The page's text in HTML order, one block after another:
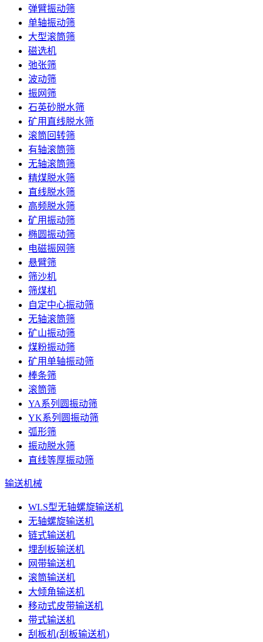
弹臂振动筛
单轴振动筛
大型滚筒筛
磁选机
弛张筛
波动筛
振网筛
石英砂脱水筛
矿用直线脱水筛
滚筒回转筛
有轴滚筒筛
无轴滚筒筛
精煤脱水筛
直线脱水筛
高频脱水筛
矿用振动筛
椭圆振动筛
电磁振网筛
悬臂筛
筛沙机
筛煤机
自定中心振动筛
无轴滚筒筛
矿山振动筛
煤粉振动筛
矿用单轴振动筛
棒条筛
滚筒筛
YA系列圆振动筛
YK系列圆振动筛
弧形筛
振动脱水筛
直线等厚振动筛
输送机械
WLS型无轴螺旋输送机
无轴螺旋输送机
链式输送机
埋刮板输送机
网带输送机
滚筒输送机
大倾角输送机
移动式皮带输送机
带式输送机
刮板机(刮板输送机)